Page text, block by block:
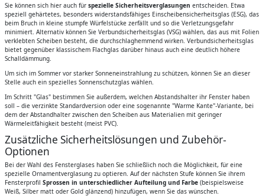
Sie können sich hier auch für spezielle Sicherheitsverglasungen entscheiden. Etwa
speziell gehärtetes, besonders widerstandsfähiges Einscheibensicherheitsglas (ESG), das
beim Bruch in kleine stumpfe Würfelstücke zerfällt und so die Verletzungsgefahr
minimiert. Alternativ können Sie Verbundsicherheitsglas (VSG) wählen, das aus mit Folien
verklebten Scheiben besteht, die durchschlaghemmend wirken. Verbundsicherheitsglas
bietet gegenüber klassischem Flachglas darüber hinaus auch eine deutlich höhere
Schalldämmung.
Um sich im Sommer vor starker Sonneneinstrahlung zu schützen, können Sie an dieser
Stelle auch ein spezielles Sonnenschutzglas wählen.
Im Schritt "Glas" bestimmen Sie außerdem, welchen Abstandshalter ihr Fenster haben
soll – die verzinkte Standardversion oder eine sogenannte "Warme Kante"-Variante, bei
dem der Abstandhalter zwischen den Scheiben aus Materialien mit geringer
Wärmeleitfähigkeit besteht (meist PVC).
Zusätzliche Sicherheitslösungen und Zubehör-
Optionen
Bei der Wahl des Fensterglases haben Sie schließlich noch die Möglichkeit, für eine
spezielle Ornamentverglasung zu optieren. Auf der nächsten Stufe können Sie ihrem
Fensterprofil Sprossen in unterschiedlicher Aufteilung und Farbe(beispielsweise
Weiß, Silber matt oder Gold glänzend) hinzufügen, wenn Sie das wünschen.